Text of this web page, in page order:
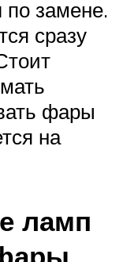
замене.
сразу
фары
на
ламп